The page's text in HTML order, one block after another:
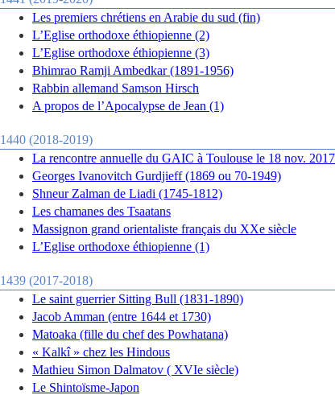
Les premiers chrétiens en Arabie du sud (fin)
L’Eglise orthodoxe éthiopienne (2)
L’Eglise orthodoxe éthiopienne (3)
Bhimrao Ramji Ambedkar (1891-1956)
Rabbin allemand Samson Hirsch
A propos de l’Apocalypse de Jean (1)
1440 (2018-2019)
La rencontre annuelle du GAIC à Toulouse le 18 nov. 2017
Georges Ivanovitch Gurdjieff (1869 ou 70-1949)
Shneur Zalman de Liadi (1745-1812)
Les chamanes des Tsaatans
Massignon grand orientaliste français du XXe siècle
L’Eglise orthodoxe éthiopienne (1)
1439 (2017-2018)
Le saint guerrier Sitting Bull (1831-1890)
Jacob Amman (entre 1644 et 1730)
Matoaka (fille du chef des Powhatana)
« Kalkî » chez les Hindous
Mathieu Simon Dalmatov ( XVIe siècle)
Le Shintoïsme-Japon